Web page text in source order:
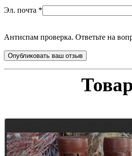
Эл. почта *
Антиспам проверка. Ответьте на